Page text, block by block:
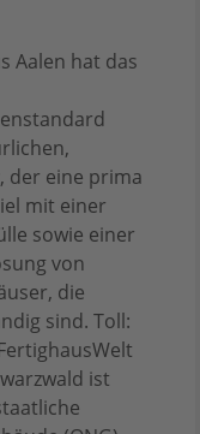
Aalen hat das
der eine prima
mit einer
sowie einer
von
die
sind. Toll:
ist